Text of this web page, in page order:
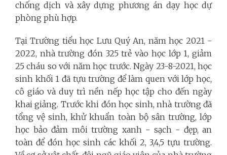
chống dịch và xây dựng phương án dạy học dự
phòng phù hợp.
Tại Trường tiểu học Lưu Quý An, năm học 2021 -
2022, nhà trường đón 325 trẻ vào học lớp 1, giảm
25 cháu so với năm học trước. Ngày 23-8-2021, học
sinh khối 1 đã tựu trường để làm quen với lớp học,
cô giáo và duy trì nền nếp học tập cho đến ngày
khai giảng. Trước khi đón học sinh, nhà trường đã
tổng vệ sinh, khử khuẩn toàn bộ sân trường, lớp
học bảo đảm môi trường xanh - sạch - đẹp, an
toàn để đón học sinh các khối 2, 3,4,5 tựu trường.